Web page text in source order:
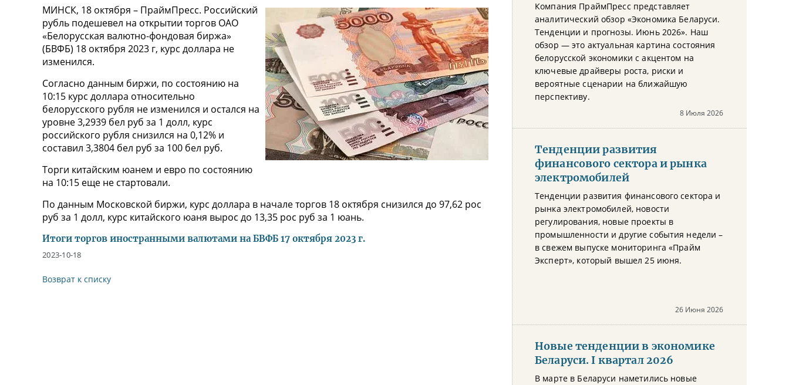
МИНСК, 18 октября – ПраймПресс. Российский
рубль подешевел на открытии торгов ОАО
«Белорусская валютно-фондовая биржа»
(БВФБ) 18 октября 2023 г, курс доллара не
изменился.
Согласно данным биржи, по состоянию на
10:15 курс доллара относительно
белорусского рубля не изменился и остался на
уровне 3,2939 бел руб за 1 долл, курс
российского рубля снизился на 0,12% и
составил 3,3804 бел руб за 100 бел руб.
Торги китайским юанем и евро по состоянию
на 10:15 еще не стартовали.
По данным Московской биржи, курс доллара в начале торгов 18 октября снизился до 97,62 рос
руб за 1 долл, курс китайского юаня вырос до 13,35 рос руб за 1 юань.
Итоги торгов иностранными валютами на БВФБ 17 октября 2023 г.
2023-10-18
Возврат к списку
Компания ПраймПресс представляет
аналитический обзор «Экономика Беларуси.
Тенденции и прогнозы. Июнь 2026». Наш
обзор — это актуальная картина состояния
белорусской экономики с акцентом на
ключевые драйверы роста, риски и
вероятные сценарии на ближайшую
перспективу.
8 Июля 2026
Тенденции развития
финансового сектора и рынка
электромобилей
Тенденции развития финансового сектора и
рынка электромобилей, новости
регулирования, новые проекты в
промышленности и другие события недели –
в свежем выпуске мониторинга «Прайм
Эксперт», который вышел 25 июня.
26 Июня 2026
Новые тенденции в экономике
Беларуси. I квартал 2026
В марте в Беларуси наметились новые